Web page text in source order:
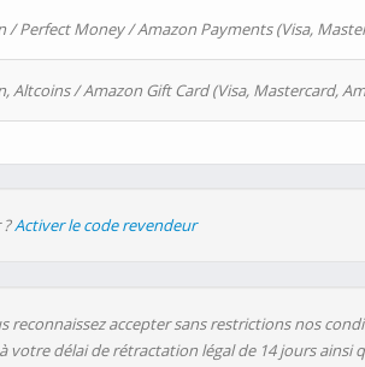
/ Perfect Money / Amazon Payments (Visa,
Altcoins / Amazon Gift Card (Visa, Mastercard,
Activer le code revendeur
reconnaissez accepter sans restrictions nos
votre délai de rétractation légal de 14 jours